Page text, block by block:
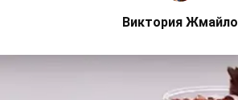
Виктория Жмайло